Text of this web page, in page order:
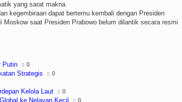
yang sarat makna.
kegembiraan dapat bertemu kembali dengan Presiden
saat Presiden Prabowo belum dilantik secara resmi
Putin 0
Strategis 0
Kelola Laut 0
ke Nelayan Kecil 0